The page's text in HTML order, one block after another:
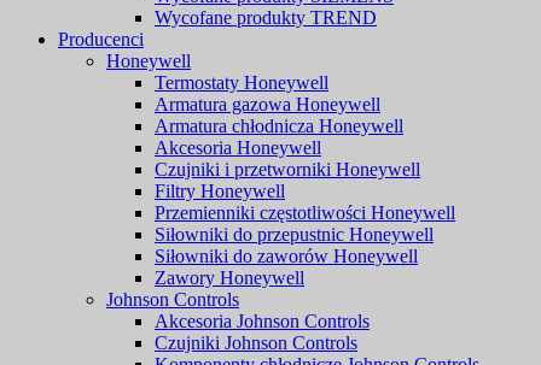
Wycofane produkty TREND
Producenci
Honeywell
Termostaty Honeywell
Armatura gazowa Honeywell
Armatura chłodnicza Honeywell
Akcesoria Honeywell
Czujniki i przetworniki Honeywell
Filtry Honeywell
Przemienniki częstotliwości Honeywell
Siłowniki do przepustnic Honeywell
Siłowniki do zaworów Honeywell
Zawory Honeywell
Johnson Controls
Akcesoria Johnson Controls
Czujniki Johnson Controls